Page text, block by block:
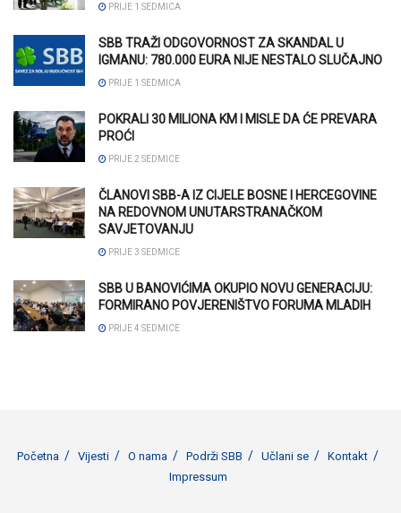
PRIJE 1 SEDMICA
SBB TRAŽI ODGOVORNOST ZA SKANDAL U
IGMANU: 780.000 EURA NIJE NESTALO SLUČAJNO
PRIJE 1 SEDMICA
POKRALI 30 MILIONA KM I MISLE DA ĆE PREVARA
PROĆI
PRIJE 2 SEDMICE
ČLANOVI SBB-A IZ CIJELE BOSNE I HERCEGOVINE
NA REDOVNOM UNUTARSTRANAČKOM
SAVJETOVANJU
PRIJE 3 SEDMICE
SBB U BANOVIĆIMA OKUPIO NOVU GENERACIJU:
FORMIRANO POVJERENIŠTVO FORUMA MLADIH
PRIJE 4 SEDMICE
Početna Vijesti O nama Podrži SBB Učlani se
Kontakt
Impressum